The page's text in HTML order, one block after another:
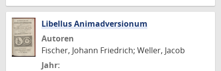
Libellus Animadversionum
Autoren
Fischer, Johann Friedrich; Weller, Jacob
Jahr: